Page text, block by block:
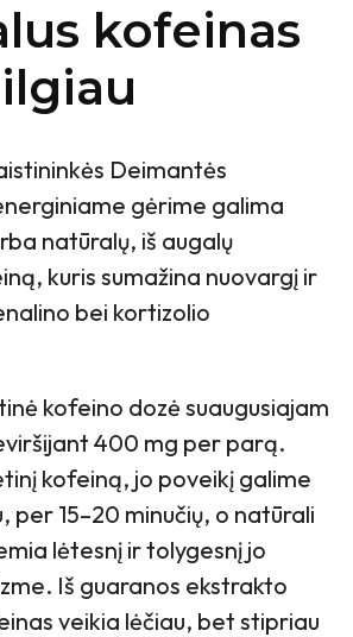
kofeinas
Deimantės
gėrime galima
natūralų, iš augalų
kuris sumažina nuovargį ir
bei kortizolio
kofeino dozė suaugusiajam
400 mg per parą.
kofeiną, jo poveikį galime
per 15–20 minučių, o natūrali
lėtesnį ir tolygesnį jo
Iš guaranos ekstrakto
veikia lėčiau, bet stipriau